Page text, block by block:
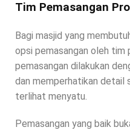
Tim Pemasangan
Bagi masjid yang
opsi pemasangan oleh tim
pemasangan dilakukan
dan memperhatikan detail
terlihat menyatu.
Pemasangan yang baik